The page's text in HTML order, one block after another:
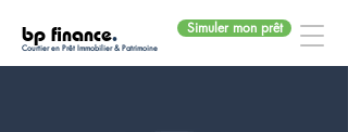
bp finance.
Courtier en Prêt Immobilier & Patrimoine
Simuler mon prêt